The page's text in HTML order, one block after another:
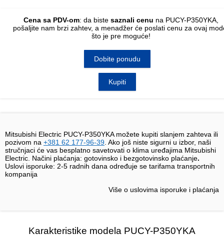
Cena sa PDV-om: da biste saznali cenu na PUCY-P350YKA,
pošaljite nam brzi zahtev, a menadžer će poslati cenu za ovaj
što je pre moguće!
Dobite ponudu
Kupiti
Mitsubishi Electric PUCY-P350YKA možete kupiti slanjem zahteva ili
pozivom na +381 62 177-96-39. Ako još niste sigurni u izbor, naši
stručnjaci će vas besplatno savetovati o klima uređajima Mitsubishi
Electric. Načini plaćanja: gotovinsko i bezgotovinsko plaćanje.
Uslovi isporuke: 2-5 radnih dana određuje se tarifama transportnih
kompanija
Više o uslovima isporuke i plaćanja
Karakteristike modela PUCY-P350YKA